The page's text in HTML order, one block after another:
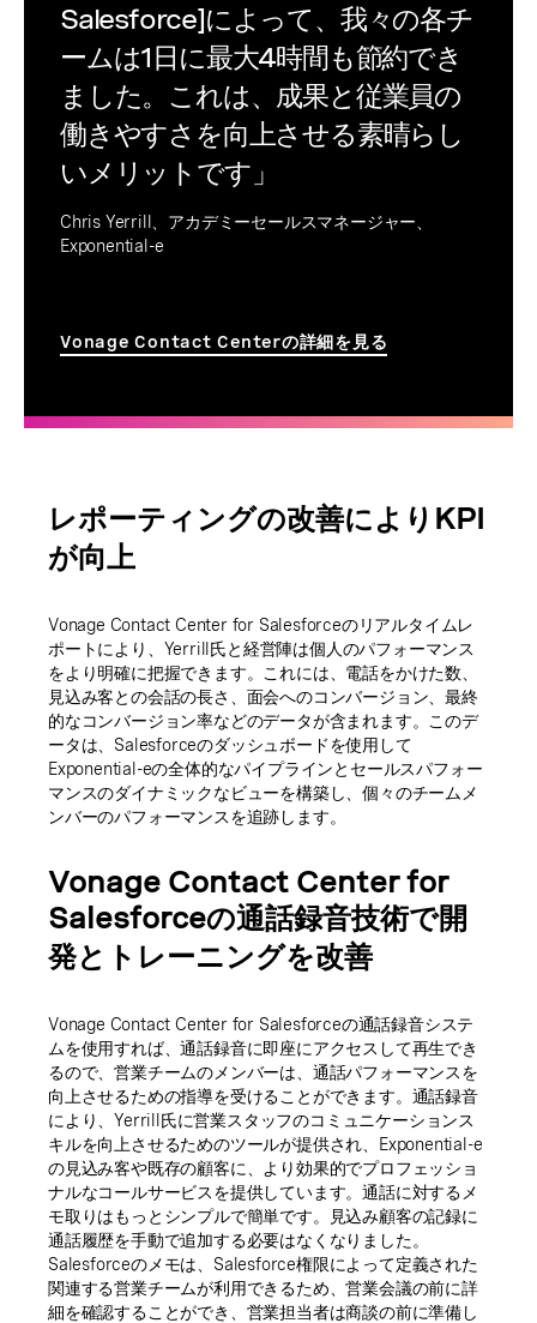
Salesforce]によって、我々の各チ
ームは1日に最大4時間も節約でき
ました。これは、成果と従業員の
働きやすさを向上させる素晴らし
いメリットです」
Chris Yerrill、アカデミーセールスマネージャー、
Exponential-e
Vonage Contact Centerの詳細を見る
レポーティングの改善によりKPI
が向上
Vonage Contact Center for Salesforceのリアルタイムレ
ポートにより、Yerrill氏と経営陣は個人のパフォーマンス
をより明確に把握できます。これには、電話をかけた数、
見込み客との会話の長さ、面会へのコンバージョン、最終
的なコンバージョン率などのデータが含まれます。このデ
ータは、Salesforceのダッシュボードを使用して
Exponential-eの全体的なパイプラインとセールスパフォー
マンスのダイナミックなビューを構築し、個々のチームメ
ンバーのパフォーマンスを追跡します。
Vonage Contact Center for
Salesforceの通話録音技術で開
発とトレーニングを改善
Vonage Contact Center for Salesforceの通話録音システ
ムを使用すれば、通話録音に即座にアクセスして再生でき
るので、営業チームのメンバーは、通話パフォーマンスを
向上させるための指導を受けることができます。通話録音
により、Yerrill氏に営業スタッフのコミュニケーションス
キルを向上させるためのツールが提供され、Exponential-e
の見込み客や既存の顧客に、より効果的でプロフェッショ
ナルなコールサービスを提供しています。通話に対するメ
モ取りはもっとシンプルで簡単です。見込み顧客の記録に
通話履歴を手動で追加する必要はなくなりました。
Salesforceのメモは、Salesforce権限によって定義された
関連する営業チームが利用できるため、営業会議の前に詳
細を確認することができ、営業担当者は商談の前に準備し